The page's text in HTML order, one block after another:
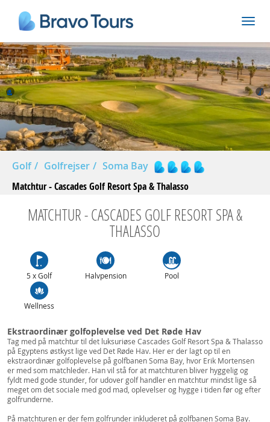
Prev
Golf Golfrejser
Soma Bay
Matchtur - Cascades Golf Resort Spa & Thalasso
MATCHTUR - CASCADES GOLF RESORT SPA &
THALASSO
5 x Golf Halvpension Pool
Wellness
Ekstraordinær golfoplevelse ved Det Røde Hav
Tag med på matchtur til det luksuriøse Cascades Golf Resort Spa & Thalasso
på Egyptens østkyst lige ved Det Røde Hav. Her er der lagt op til en
ekstraordinær golfoplevelse på golfbanen Soma Bay, hvor Erik Mortensen
er med som matchleder. Han vil stå for at matchturen bliver hyggelig og
fyldt med gode stunder, for udover golf handler en matchtur mindst lige så
meget om det sociale med god mad, oplevelser og hygge i tiden før og efter
golfrunderne.
På matchturen er der fem golfrunder inkluderet på golfbanen Soma Bay.